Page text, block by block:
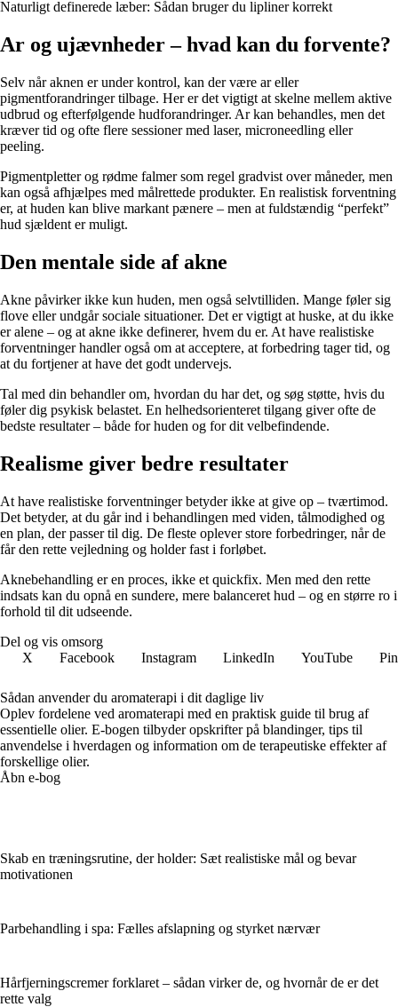
Naturligt definerede læber: Sådan bruger du lipliner korrekt
Ar og ujævnheder – hvad kan du forvente?
Selv når aknen er under kontrol, kan der være ar eller
pigmentforandringer tilbage. Her er det vigtigt at skelne mellem aktive
udbrud og efterfølgende hudforandringer. Ar kan behandles, men det
kræver tid og ofte flere sessioner med laser, microneedling eller
peeling.
Pigmentpletter og rødme falmer som regel gradvist over måneder, men
kan også afhjælpes med målrettede produkter. En realistisk forventning
er, at huden kan blive markant pænere – men at fuldstændig “perfekt”
hud sjældent er muligt.
Den mentale side af akne
Akne påvirker ikke kun huden, men også selvtilliden. Mange føler sig
flove eller undgår sociale situationer. Det er vigtigt at huske, at du ikke
er alene – og at akne ikke definerer, hvem du er. At have realistiske
forventninger handler også om at acceptere, at forbedring tager tid, og
at du fortjener at have det godt undervejs.
Tal med din behandler om, hvordan du har det, og søg støtte, hvis du
føler dig psykisk belastet. En helhedsorienteret tilgang giver ofte de
bedste resultater – både for huden og for dit velbefindende.
Realisme giver bedre resultater
At have realistiske forventninger betyder ikke at give op – tværtimod.
Det betyder, at du går ind i behandlingen med viden, tålmodighed og
en plan, der passer til dig. De fleste oplever store forbedringer, når de
får den rette vejledning og holder fast i forløbet.
Aknebehandling er en proces, ikke et quickfix. Men med den rette
indsats kan du opnå en sundere, mere balanceret hud – og en større ro i
forhold til dit udseende.
Del og vis omsorg
X
Facebook Instagram LinkedIn YouTube
Sådan anvender du aromaterapi i dit daglige liv
Oplev fordelene ved aromaterapi med en praktisk guide til brug af
essentielle olier. E-bogen tilbyder opskrifter på blandinger, tips til
anvendelse i hverdagen og information om de terapeutiske effekter af
forskellige olier.
Åbn e-bog
Skab en træningsrutine, der holder: Sæt realistiske mål og bevar
motivationen
Parbehandling i spa: Fælles afslapning og styrket nærvær
Hårfjerningscremer forklaret – sådan virker de, og hvornår de er det
rette valg